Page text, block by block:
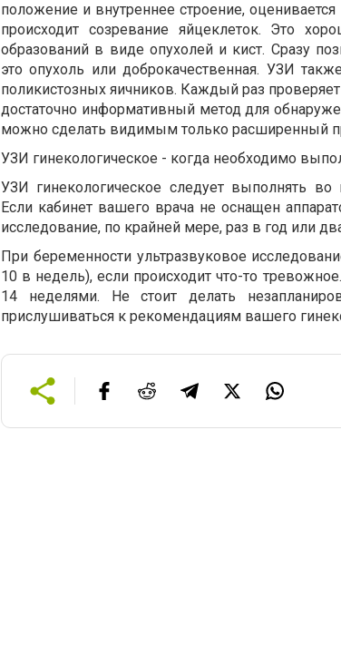
положение и внутреннее строение,
происходит созревание яйцеклеток. Это
образований в виде опухолей и кист. Сразу
это опухоль или доброкачественная. УЗИ
поликистозных яичников. Каждый раз
достаточно информативный метод для
можно сделать видимым только расширенный
УЗИ гинекологическое - когда необходимо
УЗИ гинекологическое следует выполнять во
Если кабинет вашего врача не оснащен
исследование, по крайней мере, раз в год или
При беременности ультразвуковое
10 в недель), если происходит что-то
14 неделями. Не стоит делать
прислушиваться к рекомендациям вашего